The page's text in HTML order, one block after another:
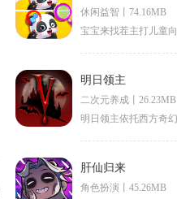
休闲益智丨74.16MB
明日领主
二次元养成丨26.23MB
肝仙归来
角色扮演丨45.26MB